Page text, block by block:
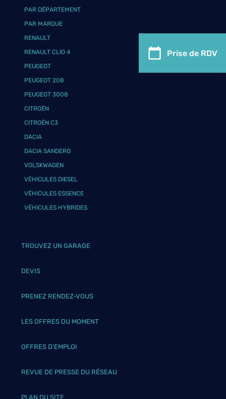
Prise de RDV
PAR DÉPARTEMENT
PAR MARQUE
RENAULT
RENAULT CLIO 4
PEUGEOT
PEUGEOT 208
PEUGEOT 3008
CITROËN
CITROËN C3
DACIA
DACIA SANDERO
VOLSKWAGEN
VÉHICULES DIESEL
VÉHICULES ESSENCE
VÉHICULES HYBRIDES
TROUVEZ UN GARAGE
DEVIS
PRENEZ RENDEZ-VOUS
LES OFFRES DU MOMENT
OFFRES D’EMPLOI
REVUE DE PRESSE DU RÉSEAU
PLAN DU SITE